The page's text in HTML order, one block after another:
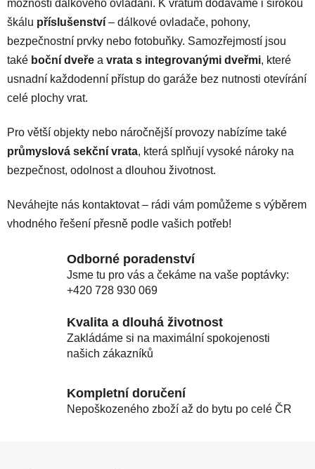
možností dálkového ovládání. K vratům dodáváme i širokou
škálu příslušenství – dálkové ovladače, pohony,
bezpečnostní prvky nebo fotobuňky. Samozřejmostí jsou
také boční dveře a vrata s integrovanými dveřmi, které
usnadní každodenní přístup do garáže bez nutnosti otevírání
celé plochy vrat.
Pro větší objekty nebo náročnější provozy nabízíme také
průmyslová sekční vrata, která splňují vysoké nároky na
bezpečnost, odolnost a dlouhou životnost.
Neváhejte nás kontaktovat – rádi vám pomůžeme s výběrem
vhodného řešení přesně podle vašich potřeb!
Odborné poradenství
Jsme tu pro vás a čekáme na vaše poptávky:
+420 728 930 069
Kvalita a dlouhá životnost
Zakládáme si na maximální spokojenosti
našich zákazníků
Kompletní doručení
Nepoškozeného zboží až do bytu po celé ČR